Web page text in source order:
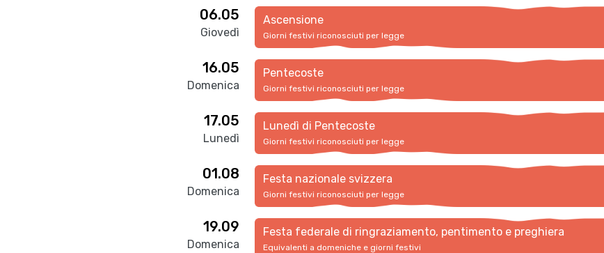
06.05
Giovedì
Ascensione
Giorni festivi riconosciuti per legge
16.05
Domenica
Pentecoste
Giorni festivi riconosciuti per legge
17.05
Lunedì
Lunedì di Pentecoste
Giorni festivi riconosciuti per legge
01.08
Domenica
Festa nazionale svizzera
Giorni festivi riconosciuti per legge
19.09
Domenica
Festa federale di ringraziamento, pentimento e preghiera
Equivalenti a domeniche e giorni festivi